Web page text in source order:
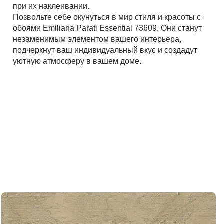
при их наклеивании.
Позвольте себе окунуться в мир стиля и красоты с
обоями Emiliana Parati Essential 73609. Они станут
незаменимым элементом вашего интерьера,
подчеркнут ваш индивидуальный вкус и создадут
уютную атмосферу в вашем доме.